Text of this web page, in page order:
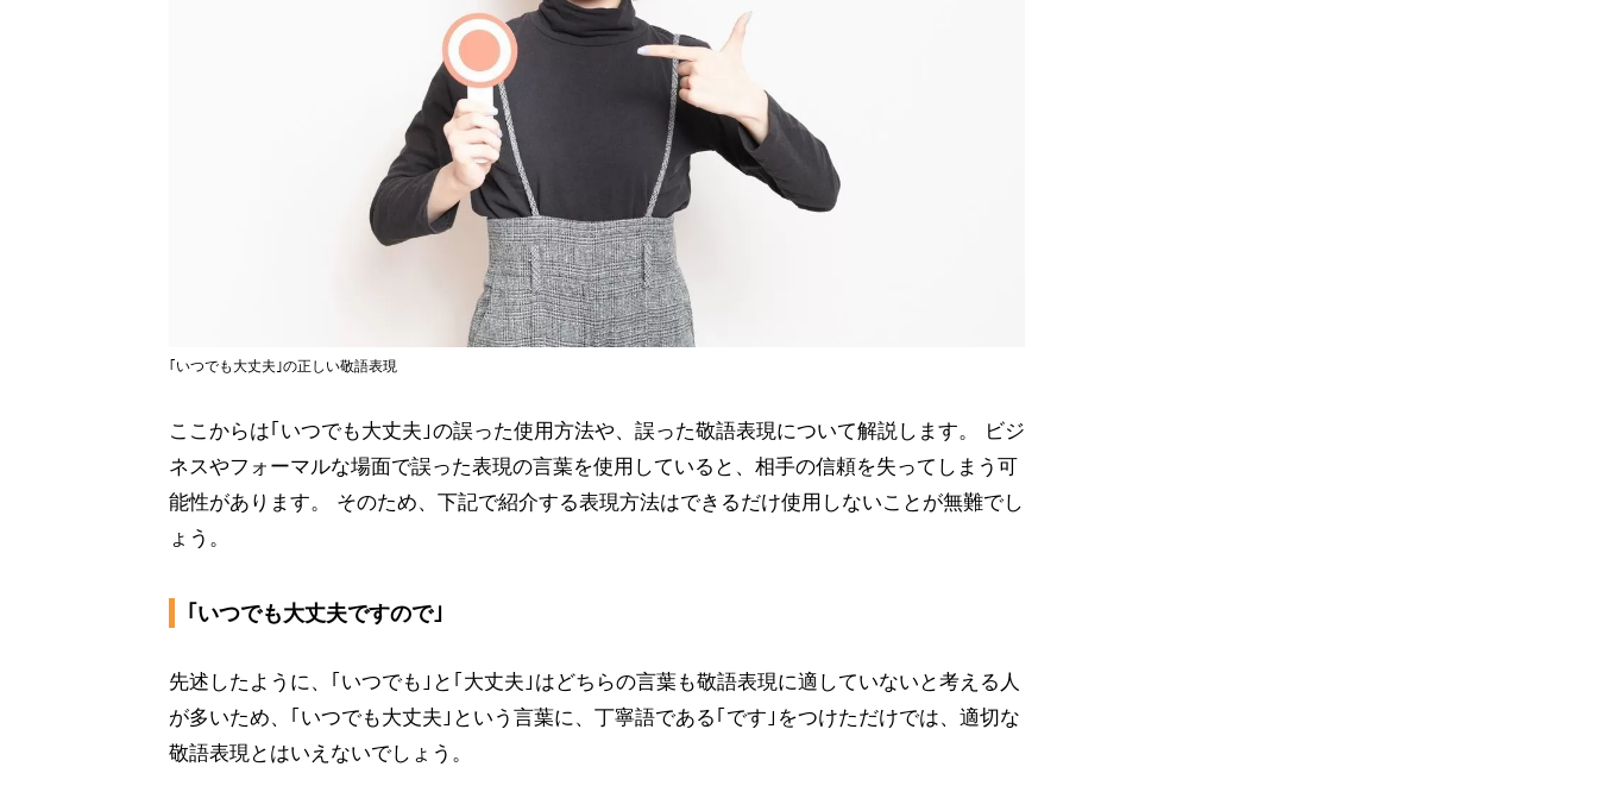
｢いつでも大丈夫｣の正しい敬語表現
ここからは｢いつでも大丈夫｣の誤った使用方法や、誤った敬語表現について解説します。 ビジ
ネスやフォーマルな場面で誤った表現の言葉を使用していると、相手の信頼を失ってしまう可
能性があります。 そのため、下記で紹介する表現方法はできるだけ使用しないことが無難でし
ょう。
｢いつでも大丈夫ですので｣
先述したように、｢いつでも｣と｢大丈夫｣はどちらの言葉も敬語表現に適していないと考える人
が多いため、｢いつでも大丈夫｣という言葉に、丁寧語である｢です｣をつけただけでは、適切な
敬語表現とはいえないでしょう。